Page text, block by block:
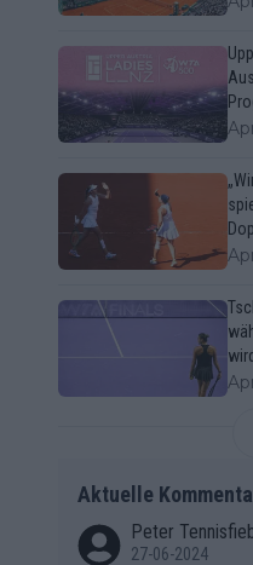
wird
Aktuelle
Peter
27-06-2024